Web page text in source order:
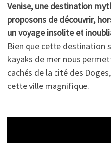
Venise, une destination
proposons de découvrir,
un voyage insolite et
Bien que cette destination
kayaks de mer nous
cachés de la cité des
cette ville magnifique.